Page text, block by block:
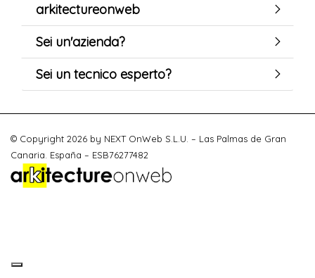
arkitectureonweb
Sei un'azienda?
Sei un tecnico esperto?
© Copyright 2026 by NEXT OnWeb S.L.U. – Las Palmas de Gran
Canaria. España – ESB76277482